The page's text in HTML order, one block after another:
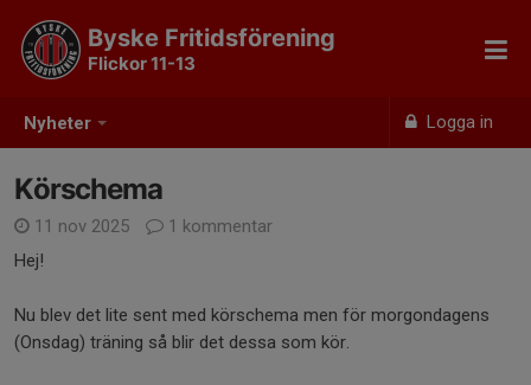
Nyheter Logga in
Byske Fritidsförening
Flickor 11-13
Körschema
11 nov 2025
1 kommentar
Hej!
Nu blev det lite sent med körschema men för morgondagens
(Onsdag) träning så blir det dessa som kör.